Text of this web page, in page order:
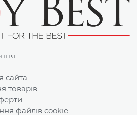
сайта
товарів
файлів cookie